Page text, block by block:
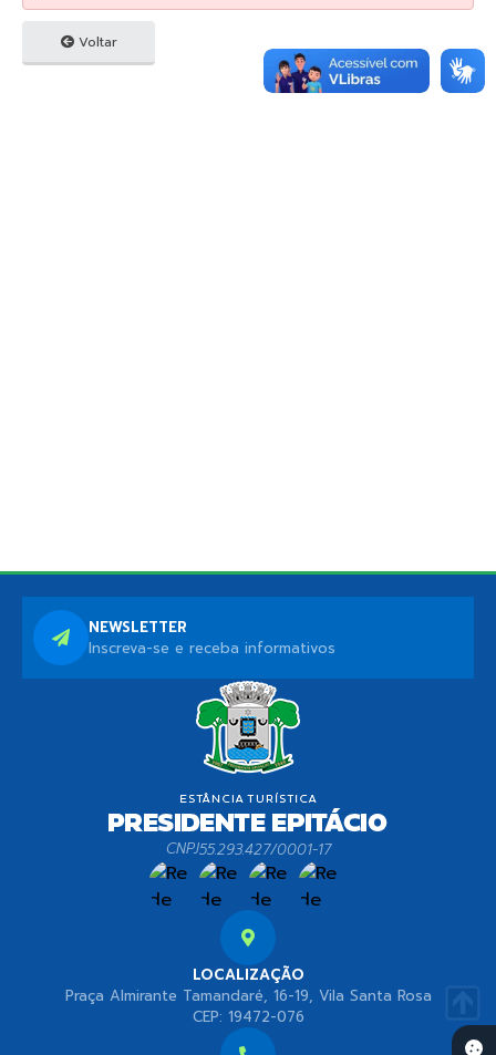
Voltar
LOCALIZAÇÃO
Praça Almirante Tamandaré, 16-19, Vila Santa Rosa
CEP: 19472-076
CNPJ55.293.427/0001-17
NEWSLETTER
Inscreva-se e receba informativos